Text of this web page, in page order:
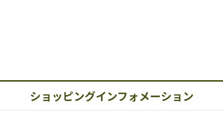
ショッピングインフォメーション